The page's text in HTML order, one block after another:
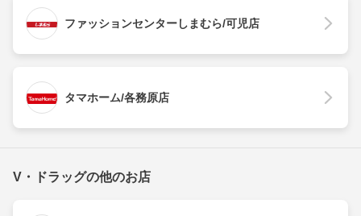
ファッションセンターしまむら/可児店
タマホーム/各務原店
V・ドラッグの他のお店